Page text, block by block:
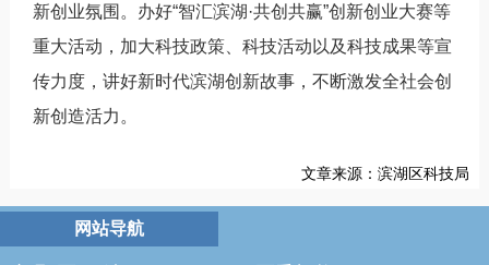
新创业氛围。办好“智汇滨湖·共创共赢”创新创业大赛等
重大活动，加大科技政策、科技活动以及科技成果等宣
传力度，讲好新时代滨湖创新故事，不断激发全社会创
新创造活力。
文章来源：滨湖区科技局